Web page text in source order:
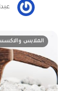
الملابس